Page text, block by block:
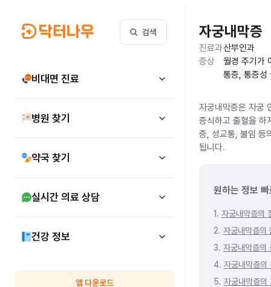
검색
비대면 진료
병원 찾기
약국 찾기
실시간 의료 상담
건강 정보
앱 다운로드
자궁내막증
진료과산부인과
증상
월경 주기가
통증, 통증성
자궁내막증은 자궁
증식하고 출혈을 하
증, 성교통, 불임 등
됩니다.
원하는 정보
1. 자궁내막증의
2. 자궁내막증의
3. 자궁내막증의
4. 자궁내막증의
5. 자궁내막증의